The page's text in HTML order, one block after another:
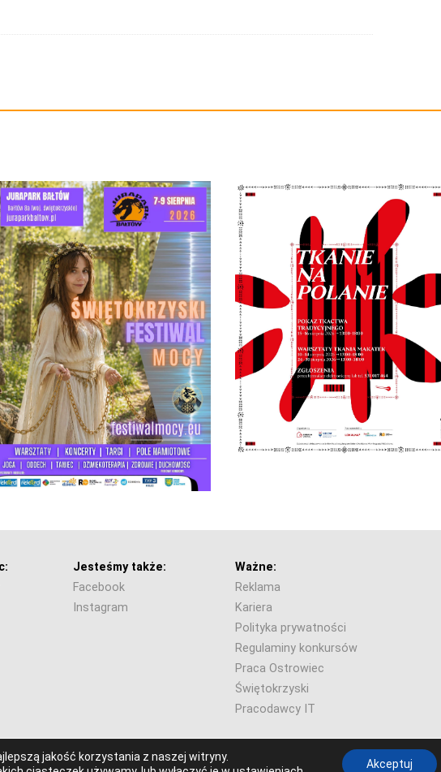
Jesteśmy także:
Facebook
Instagram
Ważne:
Reklama
Kariera
Polityka prywatności
Regulaminy konkursów
Praca Ostrowiec
Świętokrzyski
Pracodawcy IT
2026 Radio Ostrowiec.
jakość korzystania z naszej witryny.
Akceptuj